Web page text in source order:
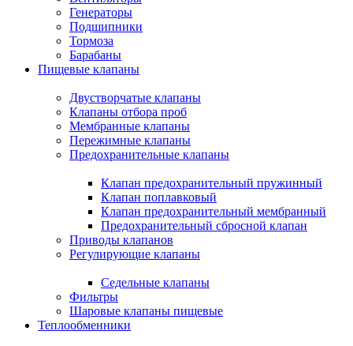
Генераторы
Подшипники
Тормоза
Барабаны
Пищевые клапаны
Двустворчатые клапаны
Клапаны отбора проб
Мембранные клапаны
Пережимные клапаны
Предохранительные клапаны
Клапан предохранительный пружинный
Клапан поплавковый
Клапан предохранительный мембранный
Предохранительный сбросной клапан
Приводы клапанов
Регулирующие клапаны
Седельные клапаны
Фильтры
Шаровые клапаны пищевые
Теплообменники